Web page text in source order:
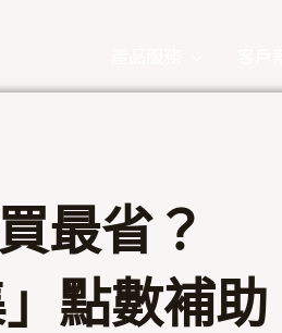
最省？
點數補助